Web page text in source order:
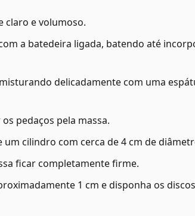
claro e volumoso.
a batedeira ligada, batendo até
delicadamente com uma
pedaços pela massa.
cilindro com cerca de 4 cm de
ficar completamente firme.
1 cm e disponha os